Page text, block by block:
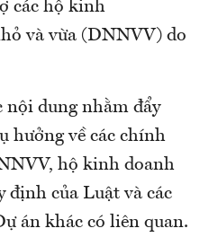
các hộ kinh
và vừa (DNNVV) do
nội dung nhằm đẩy
hưởng về các chính
hộ kinh doanh
định của Luật và các
án khác có liên quan.